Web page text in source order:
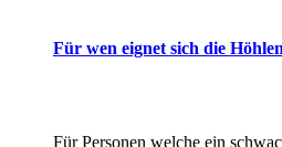
Für wen eignet sich die
Für Personen welche ein